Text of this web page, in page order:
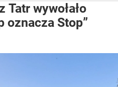
wywołało
oznacza Stop”